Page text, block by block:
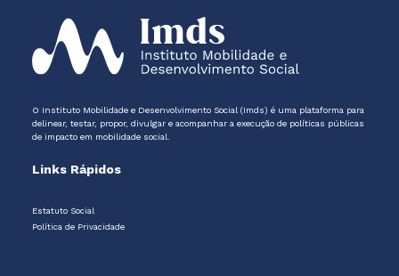
O Instituto Mobilidade e Desenvolvimento Social (Imds) é uma plataforma para
delinear, testar, propor, divulgar e acompanhar a execução de políticas públicas
de impacto em mobilidade social.
Links Rápidos
Estatuto Social
Política de Privacidade